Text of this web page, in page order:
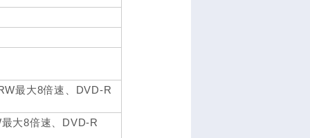
最大8倍速、DVD-R
大8倍速、DVD-R